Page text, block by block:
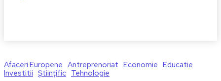
Afaceri Europene Antreprenoriat Economie Educatie
Investitii Științific Tehnologie